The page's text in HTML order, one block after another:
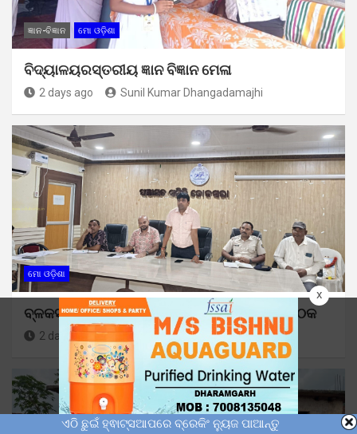
x
ଜ୍ଞାନ-ବିଜ୍ଞାନ ମୋ ଓଡ଼ିଶା
ବିଦ୍ୟାଳୟରସ୍ତରୀୟ ଜ୍ଞାନ ବିଜ୍ଞାନ ମେଳା
2 days ago Sunil Kumar Dhangadamajhi
ମୋ ଓଡ଼ିଶା
ବ୍ଳକସ୍ତରୀୟ ସ୍ୱାଧୀନତା ଦିବସ ପାଇଁ ପ୍ରସ୍ତୁତି ବୈଠକ
2 days ago Sunil Kumar Dhangadamajhi
ଏଠି ଛୁଇଁ ହ୍ଵାଟ୍ସଆପରେ ବ୍ରେକିଂ ନ୍ୟୁଜ ପାଆନ୍ତୁ